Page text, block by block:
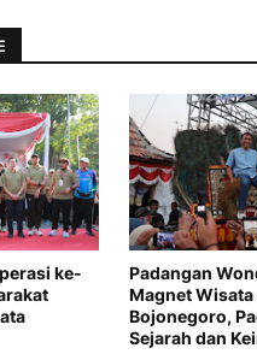
ke-
Padangan
Magnet Wisata
Bojonegoro,
Sejarah dan